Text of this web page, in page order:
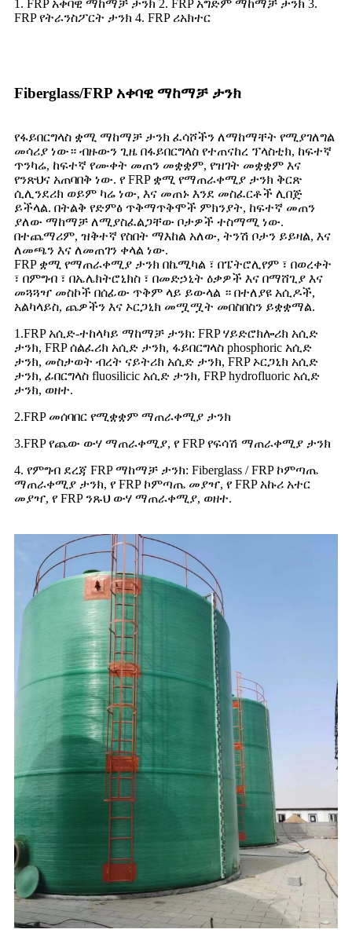
1. FRP አቀባዊ ማከማቻ ታንክ 2. FRP አግድም ማከማቻ ታንክ 3.
FRP የትራንስፖርት ታንክ 4. FRP ሪአክተር
Fiberglass/FRP አቀባዊ ማከማቻ ታንክ
የፋይበርግላስ ቋሚ ማከማቻ ታንክ ፈሳሾችን ለማከማቸት የሚያገለግል
መሳሪያ ነው። ብዙውን ጊዜ በፋይበርግላስ የተጠናከረ ፕላስቲክ, ከፍተኛ
ጥንካሬ, ከፍተኛ የሙቀት መጠን መቋቋም, የዝገት መቋቋም እና
የንጽህና አጠባበቅ ነው. የ FRP ቋሚ የማጠራቀሚያ ታንክ ቅርጽ
ሲሊንደሪክ ወይም ካሬ ነው, እና መጠኑ እንደ መስፈርቶች ሊበጅ
ይችላል. በትልቅ የድምፅ ጥቅማጥቅሞች ምክንያት, ከፍተኛ መጠን
ያለው ማከማቻ ለሚያስፈልጋቸው ቦታዎች ተስማሚ ነው.
በተጨማሪም, ዝቅተኛ የስበት ማእከል አለው, ትንሽ ቦታን ይይዛል, እና
ለመጫን እና ለመጠገን ቀላል ነው.
FRP ቋሚ የማጠራቀሚያ ታንክ በኬሚካል ፣ በፔትሮሊየም ፣ በወረቀት
፣ በምግብ ፣ በኤሌክትሮኒክስ ፣ በመድኃኒት ዕቃዎች እና በማሸጊያ እና
መጓጓዣ መስኮች በሰፊው ጥቅም ላይ ይውላል ። በተለያዩ አሲዶች,
አልካላይስ, ጨዎችን እና ኦርጋኒክ መሟሟት መበስበስን ይቋቋማል.
1.FRP አሲድ-ተከላካይ ማከማቻ ታንክ: FRP ሃይድሮክሎሪክ አሲድ
ታንክ, FRP ሰልፈሪክ አሲድ ታንክ, ፋይበርግላስ phosphoric አሲድ
ታንክ, መስታወት ብረት ናይትሪክ አሲድ ታንክ, FRP ኦርጋኒክ አሲድ
ታንክ, ፊበርግላስ fluosilicic አሲድ ታንክ, FRP hydrofluoric አሲድ
ታንክ, ወዘተ.
2.FRP መሰባበር የሚቋቋም ማጠራቀሚያ ታንክ
3.FRP የጨው ውሃ ማጠራቀሚያ, የ FRP የፍሳሽ ማጠራቀሚያ ታንክ
4. የምግብ ደረጃ FRP ማከማቻ ታንክ: Fiberglass / FRP ኮምጣጤ
ማጠራቀሚያ ታንክ, የ FRP ኮምጣጤ መያዣ, የ FRP አኩሪ አተር
መያዣ, የ FRP ንጹህ ውሃ ማጠራቀሚያ, ወዘተ.